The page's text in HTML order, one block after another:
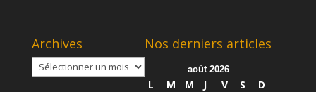
Archives
Archives
Nos derniers articles
août 2026
L M M J V S
D